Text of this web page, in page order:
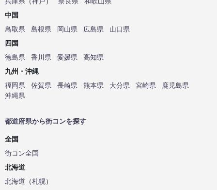
中国
鳥取県
島根県 岡山県 広島県
山口県
四国
徳島県
香川県 愛媛県
高知県
九州・沖縄
福岡県
佐賀県 長崎県 熊本県 大分県 宮崎県
鹿児島県
沖縄県
都道府県から街コンを探す
全国
街コン全国
北海道
北海道 （札幌）